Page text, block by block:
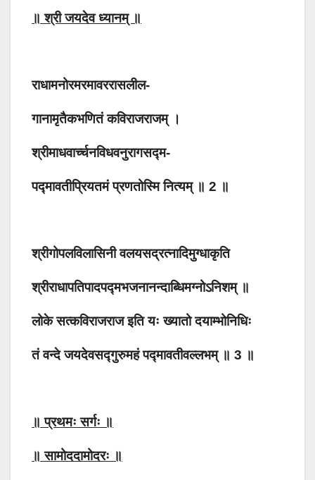
॥ श्री जयदेव ध्यानम् ॥
राधामनोरमरमावररासलील-
गानामृतैकभणितं कविराजराजम् ।
श्रीमाधवार्च्चनविधवनुरागसद्म-
पद्मावतीप्रियतमं प्रणतोस्मि नित्यम् ॥ 2 ॥
श्रीगोपलविलासिनी वलयसद्रत्नादिमुग्धाकृति
श्रीराधापतिपादपद्मभजनानन्दाब्धिमग्नोऽनिशम् ॥
लोके सत्कविराजराज इति यः ख्यातो दयाम्भोनिधिः
तं वन्दे जयदेवसद्गुरुमहं पद्मावतीवल्लभम् ॥ 3 ॥
॥ प्रथमः सर्गः ॥
॥ सामोददामोदरः ॥